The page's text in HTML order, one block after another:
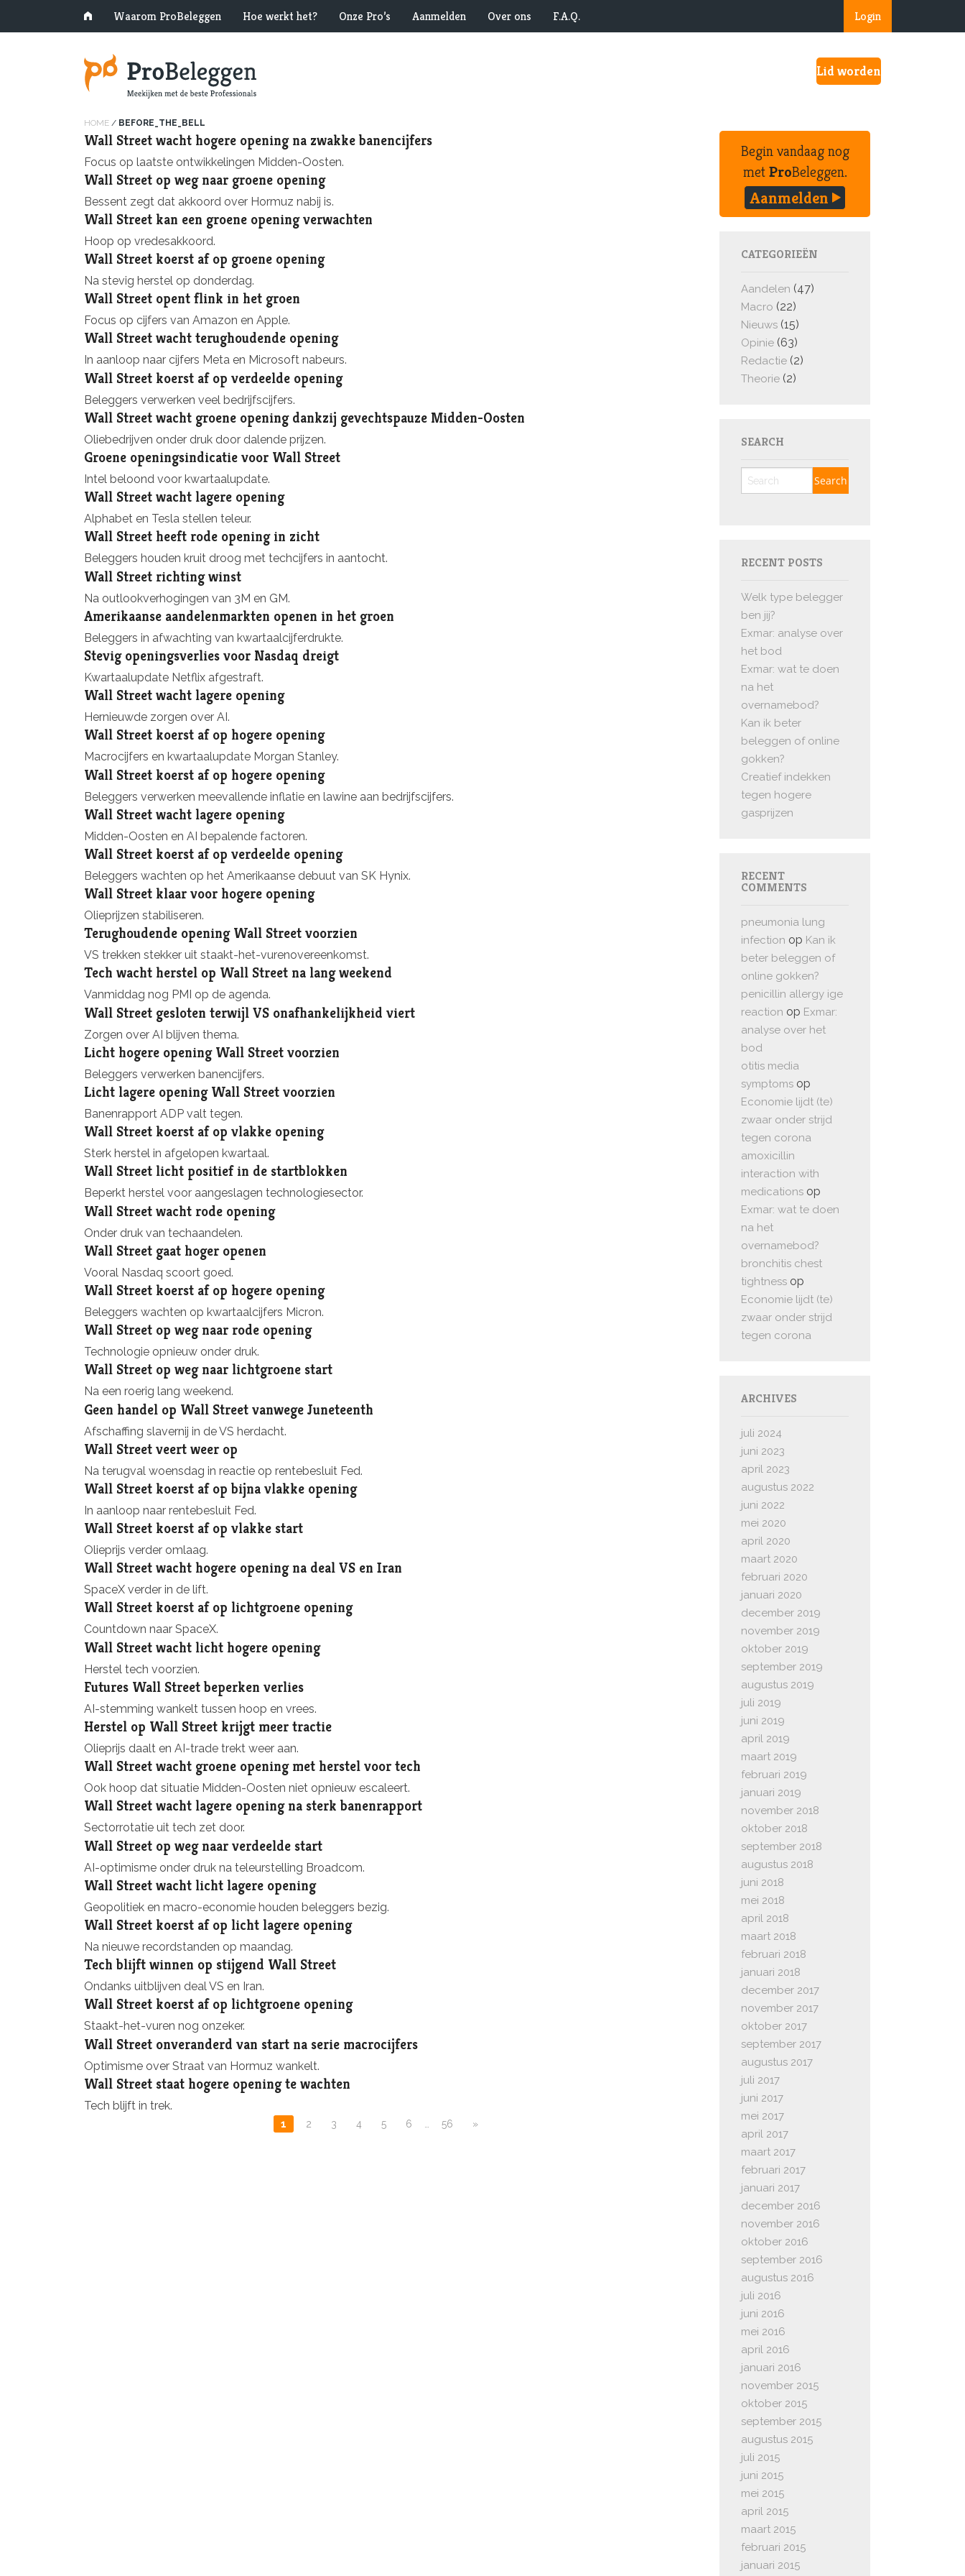
Login
Waarom ProBeleggen Hoe werkt het? Onze Pro’s Aanmelden Over ons F.A.Q.
Lid worden
HOME / BEFORE_THE_BELL
Wall Street wacht hogere opening na zwakke banencijfers
Focus op laatste ontwikkelingen Midden-Oosten.
Wall Street op weg naar groene opening
Bessent zegt dat akkoord over Hormuz nabij is.
Wall Street kan een groene opening verwachten
Hoop op vredesakkoord.
Wall Street koerst af op groene opening
Na stevig herstel op donderdag.
Wall Street opent flink in het groen
Focus op cijfers van Amazon en Apple.
Wall Street wacht terughoudende opening
In aanloop naar cijfers Meta en Microsoft nabeurs.
Wall Street koerst af op verdeelde opening
Beleggers verwerken veel bedrijfscijfers.
Wall Street wacht groene opening dankzij gevechtspauze Midden-Oosten
Oliebedrijven onder druk door dalende prijzen.
Groene openingsindicatie voor Wall Street
Intel beloond voor kwartaalupdate.
Wall Street wacht lagere opening
Alphabet en Tesla stellen teleur.
Wall Street heeft rode opening in zicht
Beleggers houden kruit droog met techcijfers in aantocht.
Wall Street richting winst
Na outlookverhogingen van 3M en GM.
Amerikaanse aandelenmarkten openen in het groen
Beleggers in afwachting van kwartaalcijferdrukte.
Stevig openingsverlies voor Nasdaq dreigt
Kwartaalupdate Netflix afgestraft.
Wall Street wacht lagere opening
Hernieuwde zorgen over AI.
Wall Street koerst af op hogere opening
Macrocijfers en kwartaalupdate Morgan Stanley.
Wall Street koerst af op hogere opening
Beleggers verwerken meevallende inflatie en lawine aan bedrijfscijfers.
Wall Street wacht lagere opening
Midden-Oosten en AI bepalende factoren.
Wall Street koerst af op verdeelde opening
Beleggers wachten op het Amerikaanse debuut van SK Hynix.
Wall Street klaar voor hogere opening
Olieprijzen stabiliseren.
Terughoudende opening Wall Street voorzien
VS trekken stekker uit staakt-het-vurenovereenkomst.
Tech wacht herstel op Wall Street na lang weekend
Vanmiddag nog PMI op de agenda.
Wall Street gesloten terwijl VS onafhankelijkheid viert
Zorgen over AI blijven thema.
Licht hogere opening Wall Street voorzien
Beleggers verwerken banencijfers.
Licht lagere opening Wall Street voorzien
Banenrapport ADP valt tegen.
Wall Street koerst af op vlakke opening
Sterk herstel in afgelopen kwartaal.
Wall Street licht positief in de startblokken
Beperkt herstel voor aangeslagen technologiesector.
Wall Street wacht rode opening
Onder druk van techaandelen.
Wall Street gaat hoger openen
Vooral Nasdaq scoort goed.
Wall Street koerst af op hogere opening
Beleggers wachten op kwartaalcijfers Micron.
Wall Street op weg naar rode opening
Technologie opnieuw onder druk.
Wall Street op weg naar lichtgroene start
Na een roerig lang weekend.
Geen handel op Wall Street vanwege Juneteenth
Afschaffing slavernij in de VS herdacht.
Wall Street veert weer op
Na terugval woensdag in reactie op rentebesluit Fed.
Wall Street koerst af op bijna vlakke opening
In aanloop naar rentebesluit Fed.
Wall Street koerst af op vlakke start
Olieprijs verder omlaag.
Wall Street wacht hogere opening na deal VS en Iran
SpaceX verder in de lift.
Wall Street koerst af op lichtgroene opening
Countdown naar SpaceX.
Wall Street wacht licht hogere opening
Herstel tech voorzien.
Futures Wall Street beperken verlies
AI-stemming wankelt tussen hoop en vrees.
Herstel op Wall Street krijgt meer tractie
Olieprijs daalt en AI-trade trekt weer aan.
Wall Street wacht groene opening met herstel voor tech
Ook hoop dat situatie Midden-Oosten niet opnieuw escaleert.
Wall Street wacht lagere opening na sterk banenrapport
Sectorrotatie uit tech zet door.
Wall Street op weg naar verdeelde start
AI-optimisme onder druk na teleurstelling Broadcom.
Wall Street wacht licht lagere opening
Geopolitiek en macro-economie houden beleggers bezig.
Wall Street koerst af op licht lagere opening
Na nieuwe recordstanden op maandag.
Tech blijft winnen op stijgend Wall Street
Ondanks uitblijven deal VS en Iran.
Wall Street koerst af op lichtgroene opening
Staakt-het-vuren nog onzeker.
Wall Street onveranderd van start na serie macrocijfers
Optimisme over Straat van Hormuz wankelt.
Wall Street staat hogere opening te wachten
Tech blijft in trek.
1 2 3 4 5 6 56 »
Begin vandaag nog
metProBeleggen.
Aanmelden
CATEGORIEËN
Aandelen (47)
Macro (22)
Nieuws (15)
Opinie (63)
Redactie (2)
Theorie (2)
SEARCH
RECENT POSTS
Welk type belegger
ben jij?
Exmar: analyse over
het bod
Exmar: wat te doen
na het
overnamebod?
Kan ik beter
beleggen of online
gokken?
Creatief indekken
tegen hogere
gasprijzen
RECENT
COMMENTS
pneumonia lung
infection op Kan ik
beter beleggen of
online gokken?
penicillin allergy ige
reaction op Exmar:
analyse over het
bod
otitis media
symptoms op
Economie lijdt (te)
zwaar onder strijd
tegen corona
amoxicillin
interaction with
medications op
Exmar: wat te doen
na het
overnamebod?
bronchitis chest
tightness op
Economie lijdt (te)
zwaar onder strijd
tegen corona
ARCHIVES
juli 2024
juni 2023
april 2023
augustus 2022
juni 2022
mei 2020
april 2020
maart 2020
februari 2020
januari 2020
december 2019
november 2019
oktober 2019
september 2019
augustus 2019
juli 2019
juni 2019
april 2019
maart 2019
februari 2019
januari 2019
november 2018
oktober 2018
september 2018
augustus 2018
juni 2018
mei 2018
april 2018
maart 2018
februari 2018
januari 2018
december 2017
november 2017
oktober 2017
september 2017
augustus 2017
juli 2017
juni 2017
mei 2017
april 2017
maart 2017
februari 2017
januari 2017
december 2016
november 2016
oktober 2016
september 2016
augustus 2016
juli 2016
juni 2016
mei 2016
april 2016
januari 2016
november 2015
oktober 2015
september 2015
augustus 2015
juli 2015
juni 2015
mei 2015
april 2015
maart 2015
februari 2015
januari 2015